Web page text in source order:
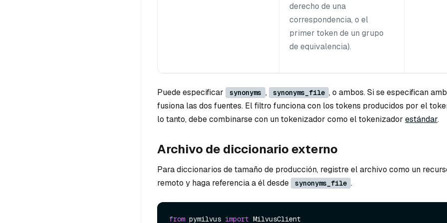
derecho de una
correspondencia, o el
primer token de un grupo
de equivalencia).
Puede especificar synonyms , synonyms_file , o ambos. Si se especifican
fusiona las dos fuentes. El filtro funciona con los tokens producidos por el
lo tanto, debe combinarse con un tokenizador como el tokenizador estándar.
Archivo de diccionario externo
Para diccionarios de tamaño de producción, registre el archivo como un
remoto y haga referencia a él desde
synonyms_file .
from pymilvus import MilvusClient